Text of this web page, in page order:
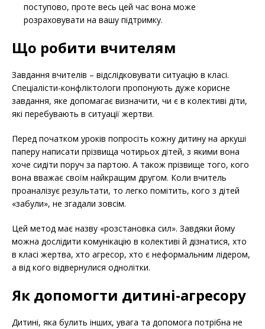
поступово, проте весь цей час вона може
розраховувати на вашу підтримку.
Що робити вчителям
Завдання вчителів – відслідковувати ситуацію в класі.
Спеціалісти-конфліктологи пропонують дуже корисне
завдання, яке допомагає визначити, чи є в колективі діти,
які перебувають в ситуації жертви.
Перед початком уроків попросіть кожну дитину на аркуші
паперу написати прізвища чотирьох дітей, з якими вона
хоче сидіти поруч за партою. А також прізвище того, кого
вона вважає своїм найкращим другом. Коли вчитель
проаналізує результати, то легко помітить, кого з дітей
«забули», не згадали зовсім.
Цей метод має назву «розстановка сил». Завдяки йому
можна дослідити комунікацію в колективі й дізнатися, хто
в класі жертва, хто агресор, хто є неформальним лідером,
а від кого відвернулися однолітки.
Як допомогти дитині-агресору
Дитині, яка булить інших, увага та допомога потрібна не